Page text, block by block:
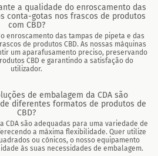
a qualidade do enroscamento das
conta-gotas nos frascos de produtos
com CBD?
enroscamento das tampas de pipeta e das
de produtos CBD. As nossas máquinas
um aparafusamento preciso, preservando
CBD e garantindo a satisfação do
utilizador.
de embalagem da CDA são
diferentes formatos de produtos de
CBD?
CDA são adequadas para uma variedade de
a máxima flexibilidade. Quer utilize
ou cónicos, o nosso equipamento
às suas necessidades de embalagem.